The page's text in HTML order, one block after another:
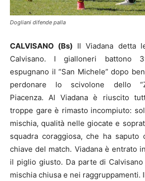
Dogliani difende palla
CALVISANO (Bs) Il Viadana detta
Calvisano. I gialloneri battono
espugnano il “San Michele” dopo
perdonare lo scivolone dello
Piacenza. Al Viadana è riuscito
troppe gare è rimasto incompiuto:
mischia, qualità nelle giocate e
squadra coraggiosa, che ha saputo
chiave del match. Viadana è entrato
il piglio giusto. Da parte di
mischia chiusa e nei raggruppamenti.